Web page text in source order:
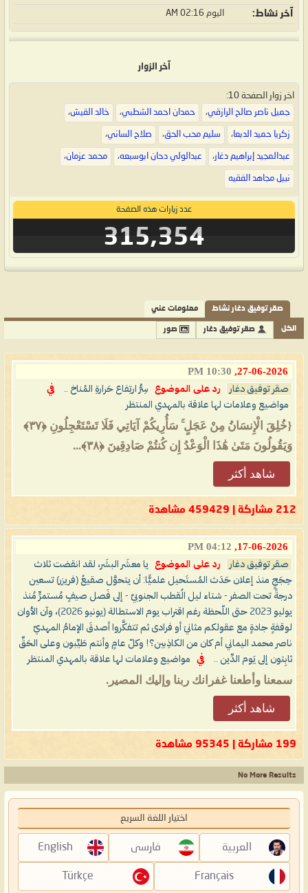
آخر نشاط اليوم 02:16 AM
آخر الزوار
اخر زوار الصفحة 10:
جميل ناصر صالح الرازقي، حمدان احمد الشطبي، خالد القيش،
زكريا حميد الدبعا، سليم محب الحق، صلاح الساني،
عبدالمجيد إبراهيم دغار، عبدالولي دحان ابوسبعه، محمد عزمان،
نبيل مجاهد الفقيه
عدد زيارات هذه الصفحة
315,354
صقر توفيق دغار نشاط معلومات عني
الكل صقر توفيق دغار صور
27-06-2026,
10:30 PM
صقر توفيق دغار رد على الموضوع سِرُّ ارتِفاع حَرارةِ المُناخ ..
في
مواضيع وعلامات لها علاقة بالمهدي المنتظر
{خُلِقَ الْإِنسَانُ مِنْ عَجَلٍ ۚ سَأُرِيكُمْ آيَاتِي فَلَا تَسْتَعْجِلُونِ ‎﴿٣٧﴾‏
وَيَقُولُونَ مَتَىٰ هَٰذَا الْوَعْدُ إِن كُنتُمْ صَادِقِينَ ‎﴿٣٨﴾‏...
شاهد أكثر
212 مشاركة | 459429 مشاهدة
17-06-2026,
04:12 PM
صقر توفيق دغار رد على الموضوع
يا معشَر البشَر، لقد انقضت ثلاث
حِجَجٍ منذ إعلان حَدَث المُستَحيل علميًّا: أن يتحوَّل صقيعُ (فريزر) تسعين
درجةً تحت الصفر - شتاء ليل الُقطب الجنوبيّ - إلى فَصل صيفٍ مُستمرٍّ مُنذ
يوليو 2023 حتى اللّحظة رغم اقتراب يوم الاستطالة (يونيو 2026)، وآن الأوان
لوقفةٍ جادةٍ مع عقولكم مثانيَ أو فرادى ثم تتفكَّروا أصدقَ الإمامُ المهديّ
ناصر محمد اليماني أم كان من الكاذِبين؟! وكلّ عامٍ وأنتم طَيِّبون وعلى الحَقِّ
ثابِتون إلى يَوم الدِّين ..
في مواضيع وعلامات لها علاقة بالمهدي المنتظر
سمعنا وأطعنا غفرانك ربنا وإليك المصير.
شاهد أكثر
199 مشاركة | 95345 مشاهدة
No More Results
اختيار اللغة السريع
العربية فارسی English
Français
Türkçe